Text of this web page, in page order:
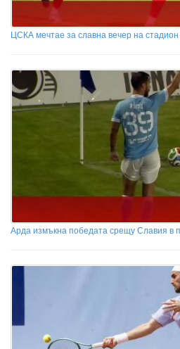
ЦСКА мечтае за славна вечер на
Арда измъкна победата срещу Славия в